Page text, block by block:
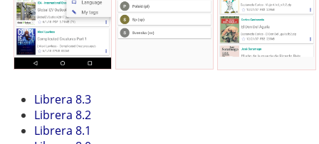
Librera 8.3
Librera 8.2
Librera 8.1